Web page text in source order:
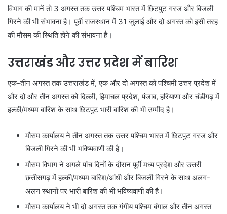
विभाग की मानें तो 3 अगस्त तक उत्तर पश्चिम भारत में छिटपुट गरज और बिजली
गिरने की भी संभावना है। पूर्वी राजस्थान में 31 जुलाई और दो अगस्त को इसी तरह
की मौसम की स्थिति होने की संभावना है।
उत्तराखंड और उत्तर प्रदेश में बारिश
एक-तीन अगस्त तक उत्तराखंड में, एक और दो अगस्त को पश्चिमी उत्तर प्रदेश में
और दो और तीन अगस्त को दिल्ली, हिमाचल प्रदेश, पंजाब, हरियाणा और चंडीगढ़ में
हल्की/मध्यम बारिश के साथ छिटपुट भारी बारिश की भी उम्मीद है।
मौसम कार्यालय ने तीन अगस्त तक उत्तर पश्चिम भारत में छिटपुट गरज और
बिजली गिरने की भी भविष्यवाणी की है।
मौसम विभाग ने अगले पांच दिनों के दौरान पूर्वी मध्य प्रदेश और उत्तरी
छत्तीसगढ़ में हल्की/मध्यम बारिश/आंधी और बिजली गिरने के साथ अलग-
अलग स्थानों पर भारी बारिश की भी भविष्यवाणी की है।
मौसम कार्यालय ने भी दो अगस्त तक गंगीय पश्चिम बंगाल और तीन अगस्त